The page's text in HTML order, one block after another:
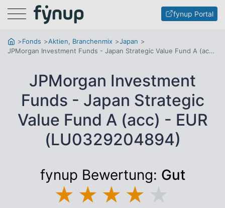
Menu fynup Portal
Fonds Aktien, Branchenmix
Japan
JPMorgan Investment Funds - Japan Strategic Value Fund A (acc) - EUR
JPMorgan Investment
Funds - Japan Strategic
Value Fund A (acc) - EUR
(LU0329204894)
fynup Bewertung: Gut
★ ★ ★ ★